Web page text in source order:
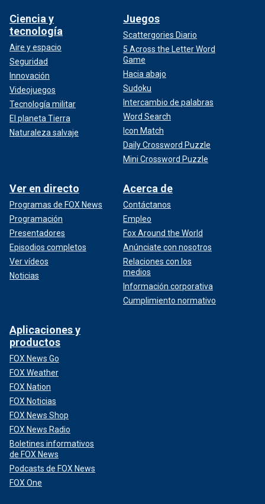
Ciencia y
tecnología
Aire y espacio
Seguridad
Innovación
Videojuegos
Tecnología militar
El planeta Tierra
Naturaleza salvaje
Juegos
Scattergories Diario
5 Across the Letter Word
Game
Hacia abajo
Sudoku
Intercambio de palabras
Word Search
Icon Match
Daily Crossword Puzzle
Mini Crossword Puzzle
Ver en directo
Programas de FOX News
Programación
Presentadores
Episodios completos
Ver vídeos
Noticias
Acerca de
Contáctanos
Empleo
Fox Around the World
Anúnciate con nosotros
Relaciones con los
medios
Información corporativa
Cumplimiento normativo
Aplicaciones y
productos
FOX News Go
FOX Weather
FOX Nation
FOX Noticias
FOX News Shop
FOX News Radio
Boletines informativos
de FOX News
Podcasts de FOX News
FOX One